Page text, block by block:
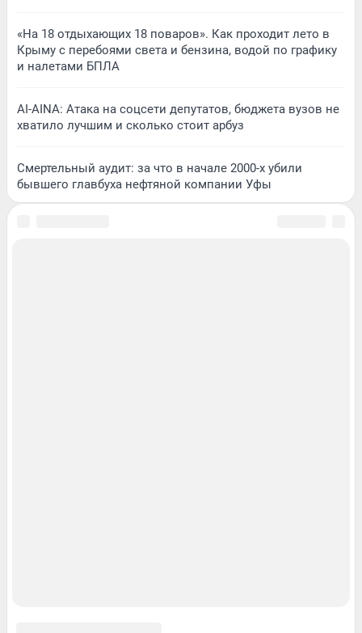
«На 18 отдыхающих 18 поваров». Как проходит лето в
Крыму с перебоями света и бензина, водой по графику
и налетами БПЛА
AI-AINA: Атака на соцсети депутатов, бюджета вузов не
хватило лучшим и сколько стоит арбуз
Смертельный аудит: за что в начале 2000-х убили
бывшего главбуха нефтяной компании Уфы